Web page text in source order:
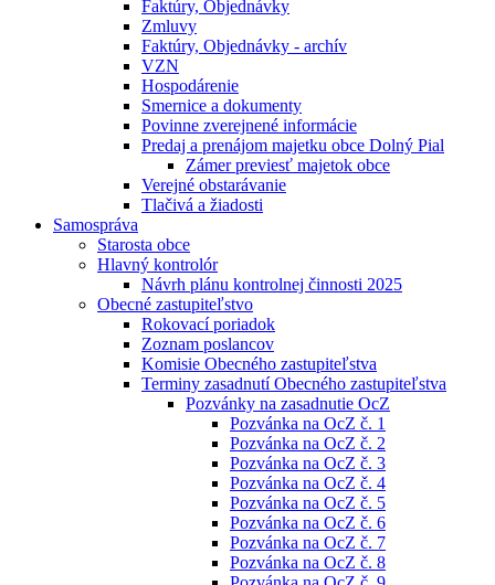
Faktúry, Objednávky
Zmluvy
Faktúry, Objednávky - archív
VZN
Hospodárenie
Smernice a dokumenty
Povinne zverejnené informácie
Predaj a prenájom majetku obce Dolný Pial
Zámer previesť majetok obce
Verejné obstarávanie
Tlačivá a žiadosti
Samospráva
Starosta obce
Hlavný kontrolór
Návrh plánu kontrolnej činnosti 2025
Obecné zastupiteľstvo
Rokovací poriadok
Zoznam poslancov
Komisie Obecného zastupiteľstva
Terminy zasadnutí Obecného zastupiteľstva
Pozvánky na zasadnutie OcZ
Pozvánka na OcZ č. 1
Pozvánka na OcZ č. 2
Pozvánka na OcZ č. 3
Pozvánka na OcZ č. 4
Pozvánka na OcZ č. 5
Pozvánka na OcZ č. 6
Pozvánka na OcZ č. 7
Pozvánka na OcZ č. 8